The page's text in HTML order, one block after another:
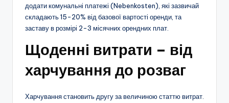
додати комунальні платежі (Nebenkosten), які зазвичай
складають 15-20% від базової вартості оренди, та
заставу в розмірі 2-3 місячних орендних плат.
Щоденні витрати – від
харчування до розваг
Харчування становить другу за величиною статтю витрат.